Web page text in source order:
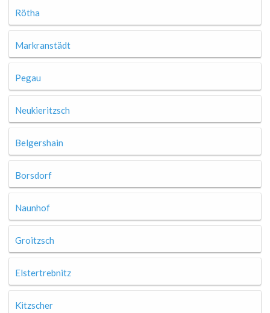
Rötha
Markranstädt
Pegau
Neukieritzsch
Belgershain
Borsdorf
Naunhof
Groitzsch
Elstertrebnitz
Kitzscher